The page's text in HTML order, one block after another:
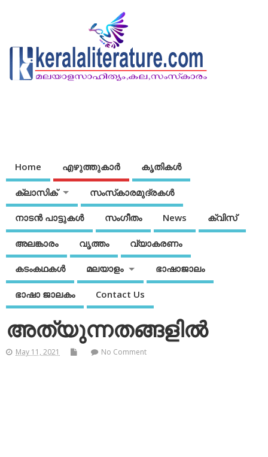
Home എഴുത്തുകാര്‍ കൃതികൾ
ക്ലാസിക് സംസ്‌കാരമുദ്രകള്‍
നാടന്‍ പാട്ടുകള്‍ സംഗീതം News ക്വിസ്
അലങ്കാരം വൃത്തം വ്യാകരണം
കടംകഥകള്‍ മലയാളം ഭാഷാജാലം
ഭാഷാ ജാലകം Contact Us
അത്യുന്നതങ്ങളില്‍
May 11, 2021 No Comment